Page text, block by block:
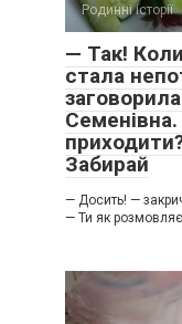
Родинні історії
— Так!
стала
Забирай
— Досить! —
— Ти як